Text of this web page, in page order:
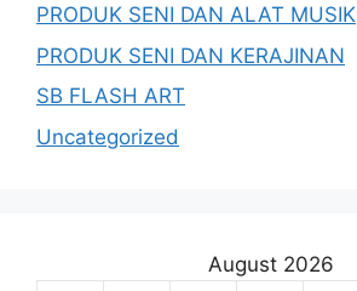
PRODUK SENI DAN ALAT MUSIK
PRODUK SENI DAN KERAJINAN
SB FLASH ART
Uncategorized
August 2026